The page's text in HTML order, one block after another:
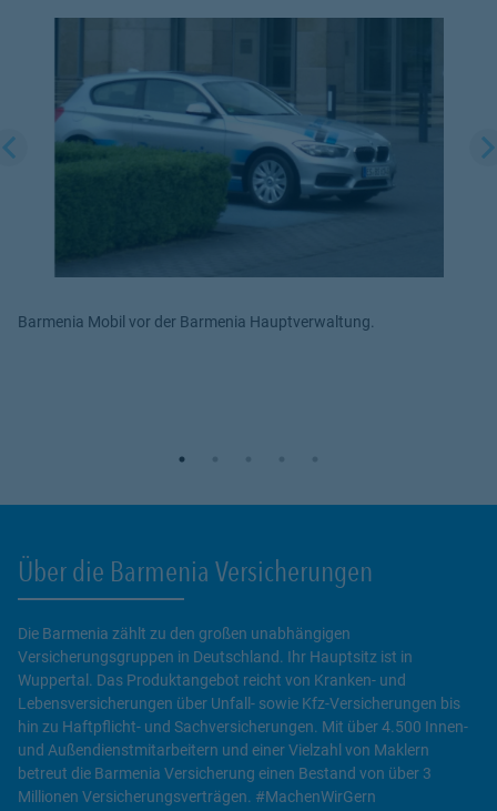
Wir benötigen Ihre Zustimmung,
um den YouTube Video-Service
zu laden!
Wir verwenden einen Service eines
Drittanbieters, um Videoinhalte einzubetten.
Dieser Service kann Daten zu Ihren
des Service zu, um dieses Video anzusehen.
Mehr Informationen
Barmenia Mobil vor der Barmenia Hauptverwaltung.
Über die Barmenia Versicherungen
Die Barmenia zählt zu den großen unabhängigen
Versicherungsgruppen in Deutschland. Ihr Hauptsitz ist in
Wuppertal. Das Produktangebot reicht von Kranken- und
Lebensversicherungen über Unfall- sowie Kfz-Versicherungen bis
hin zu Haftpflicht- und Sachversicherungen. Mit über 4.500 Innen-
und Außendienstmitarbeitern und einer Vielzahl von Maklern
betreut die Barmenia Versicherung einen Bestand von über 3
Millionen Versicherungsverträgen. #MachenWirGern